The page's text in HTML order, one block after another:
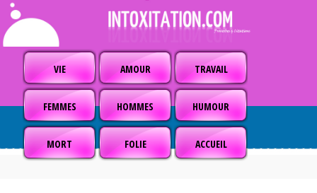
VIE AMOUR TRAVAIL
FEMMES HOMMES HUMOUR
MORT FOLIE ACCUEIL